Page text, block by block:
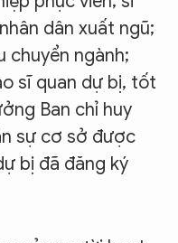
dân xuất ngũ;
chuyển ngành;
sĩ quan dự bị, tốt
Ban chỉ huy
sự cơ sở được
bị đã đăng ký